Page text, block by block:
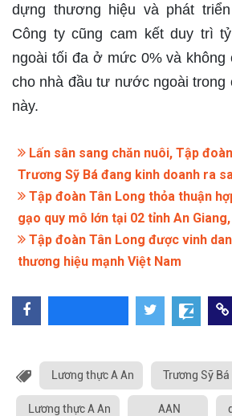
dựng thương hiệu và phát
Công ty cũng cam kết duy trì
ngoài tối đa ở mức 0% và không
cho nhà đầu tư nước ngoài trong
này.
Lấn sân sang chăn nuôi, Tập
Trương Sỹ Bá đang kinh doanh ra
Tập đoàn Tân Long thỏa thuận
gạo quy mô lớn tại 02 tỉnh An
Tập đoàn Tân Long được vinh
thương hiệu mạnh Việt Nam
Lương thực A An Trương Sỹ Bá
Lương thực A An AAN